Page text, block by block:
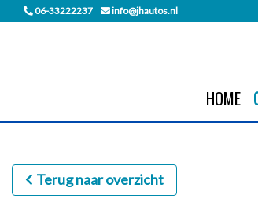
06-33222237 info@jhautos.nl
HOME
Terug naar overzicht